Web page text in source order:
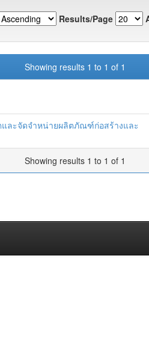
Results/Page
Showing results 1 to 1 of 1
ละจัดจำหน่ายผลิตภัณฑ์ก่อสร้างและ
Showing results 1 to 1 of 1